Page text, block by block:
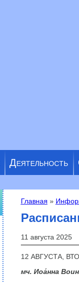
Деятельность
Вы здесь
Главная »
11 августа 2025
12 АВГУСТА,
мч. Иоа́нна